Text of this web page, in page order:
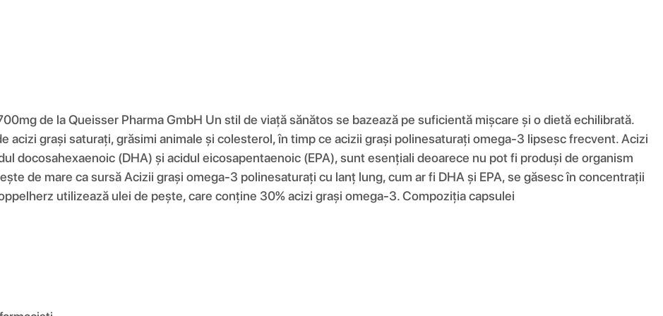
de la Queisser Pharma GmbH Un stil de viață sănătos se bazează pe suficientă mișcare și o dietă echilibrată.
acizi grași saturați, grăsimi animale și colesterol, în timp ce acizii grași polinesaturați omega-3 lipsesc frecvent. Acizi
docosahexaenoic (DHA) și acidul eicosapentaenoic (EPA), sunt esențiali deoarece nu pot fi produși de organism
de mare ca sursă Acizii grași omega-3 polinesaturați cu lanț lung, cum ar fi DHA și EPA, se găsesc în concentrații
utilizează ulei de pește, care conține 30% acizi grași omega-3. Compoziția capsulei